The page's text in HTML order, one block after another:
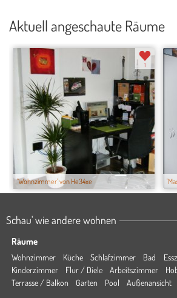
Aktuell angeschaute Räume
'Wohnzimmer' von He34xe
1
Schau' wie andere wohnen
Räume
Wohnzimmer Küche Schlafzimmer Bad
Kinderzimmer
Flur / Diele Arbeitszimmer
Terrasse / Balkon
Garten Pool Außenansicht